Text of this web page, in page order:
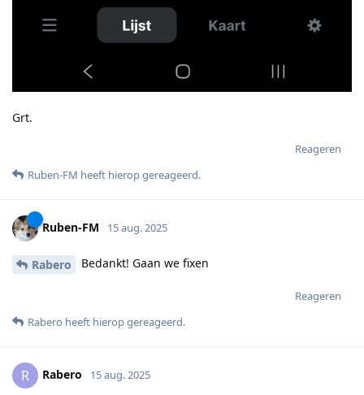
Grt.
Reageren
Ruben-FM heeft hierop gereageerd.
Ruben-FM 15 aug. 2025
Rabero Bedankt! Gaan we fixen
Reageren
Rabero heeft hierop gereageerd.
R Rabero 15 aug. 2025